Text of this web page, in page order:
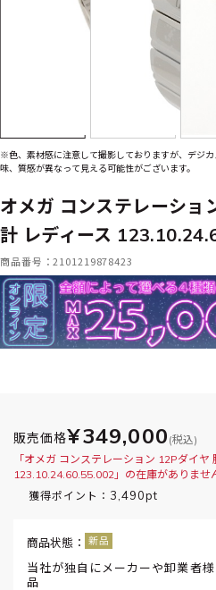
※色、素材感に注意して撮影しておりますが、デジ
味、質感が異なって見える可能性がございます。
オメガ コンステレーショ
計 レディース
商品番号：2101219878423
販売価格¥349,000 (税込)
「オメガ コンステレーション 12Pダイヤ
123.10.24.60.55.002」の在庫がありませ
獲得ポイント： 3,490pt
商品状態：
当社が独自にメーカーや卸業者
品